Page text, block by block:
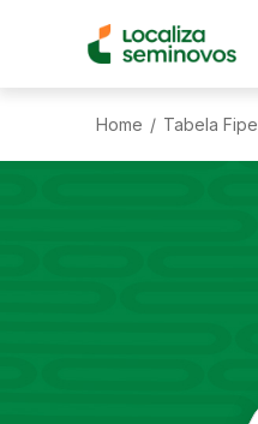
Home / Tabela Fipe